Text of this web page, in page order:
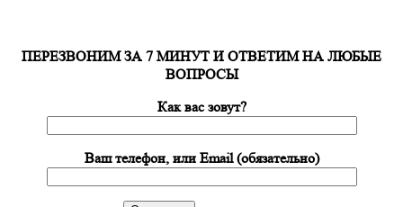
ПЕРЕЗВОНИМ ЗА 7 МИНУТ И ОТВЕТИМ НА ЛЮБЫЕ
ВОПРОСЫ
Как вас зовут?
Ваш телефон, или Email (обязательно)